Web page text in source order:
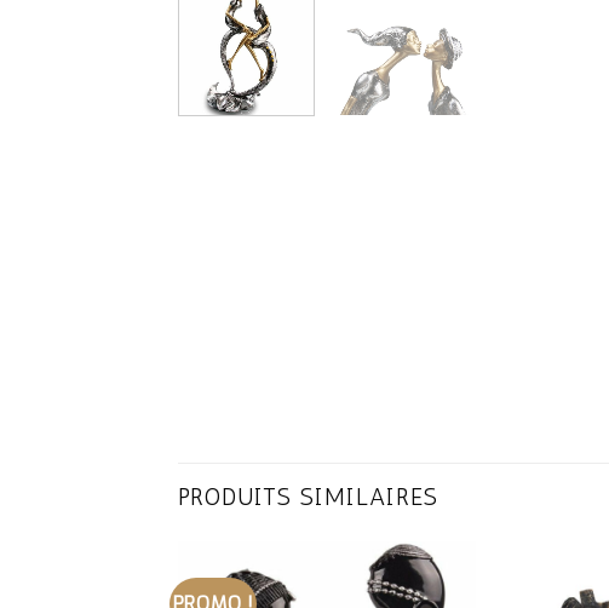
PRODUITS SIMILAIRES